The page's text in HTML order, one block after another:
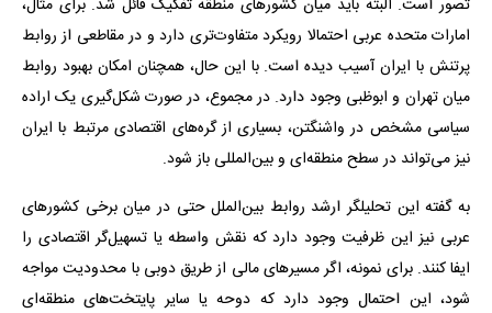
امارات متحده عربی احتمالا رویکرد متفاوت‌تری دارد و در مقاطعی از روابط
پرتنش با ایران آسیب دیده است. با این حال، همچنان امکان بهبود روابط
میان تهران و ابوظبی وجود دارد. در مجموع، در صورت شکل‌گیری یک اراده
سیاسی مشخص در واشنگتن، بسیاری از گره‌های اقتصادی مرتبط با ایران
نیز می‌تواند در سطح منطقه‌ای و بین‌المللی باز شود.
به گفته این تحلیلگر ارشد روابط بین‌الملل حتی در میان برخی کشورهای
عربی نیز این ظرفیت وجود دارد که نقش واسطه یا تسهیل‌گر اقتصادی را
ایفا کنند. برای نمونه، اگر مسیرهای مالی از طریق دوبی با محدودیت مواجه
شود، این احتمال وجود دارد که دوحه یا سایر پایتخت‌های منطقه‌ای